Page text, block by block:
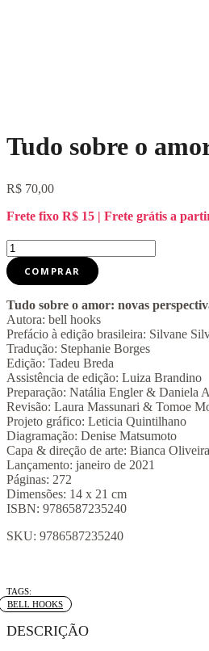
Tudo sobre o
R$ 70,00
Frete fixo R$ 15 | Frete grátis a
Tudo
sobre
o
amor
quantidade
COMPRAR
Tudo sobre o amor: novas
Autora: bell hooks
Prefácio à edição brasileira: Silvane
Tradução: Stephanie Borges
Edição: Tadeu Breda
Assistência de edição: Luiza Brandino
Preparação: Natália Engler & Daniela
Revisão: Laura Massunari & Tomoe
Projeto gráfico: Leticia Quintilhano
Diagramação: Denise Matsumoto
Capa & direção de arte: Bianca Oliveira
Lançamento: janeiro de 2021
Páginas: 272
Dimensões: 14 x 21 cm
ISBN: 9786587235240
SKU: 9786587235240
Tag:
BELL HOOKS
DESCRIÇÃO